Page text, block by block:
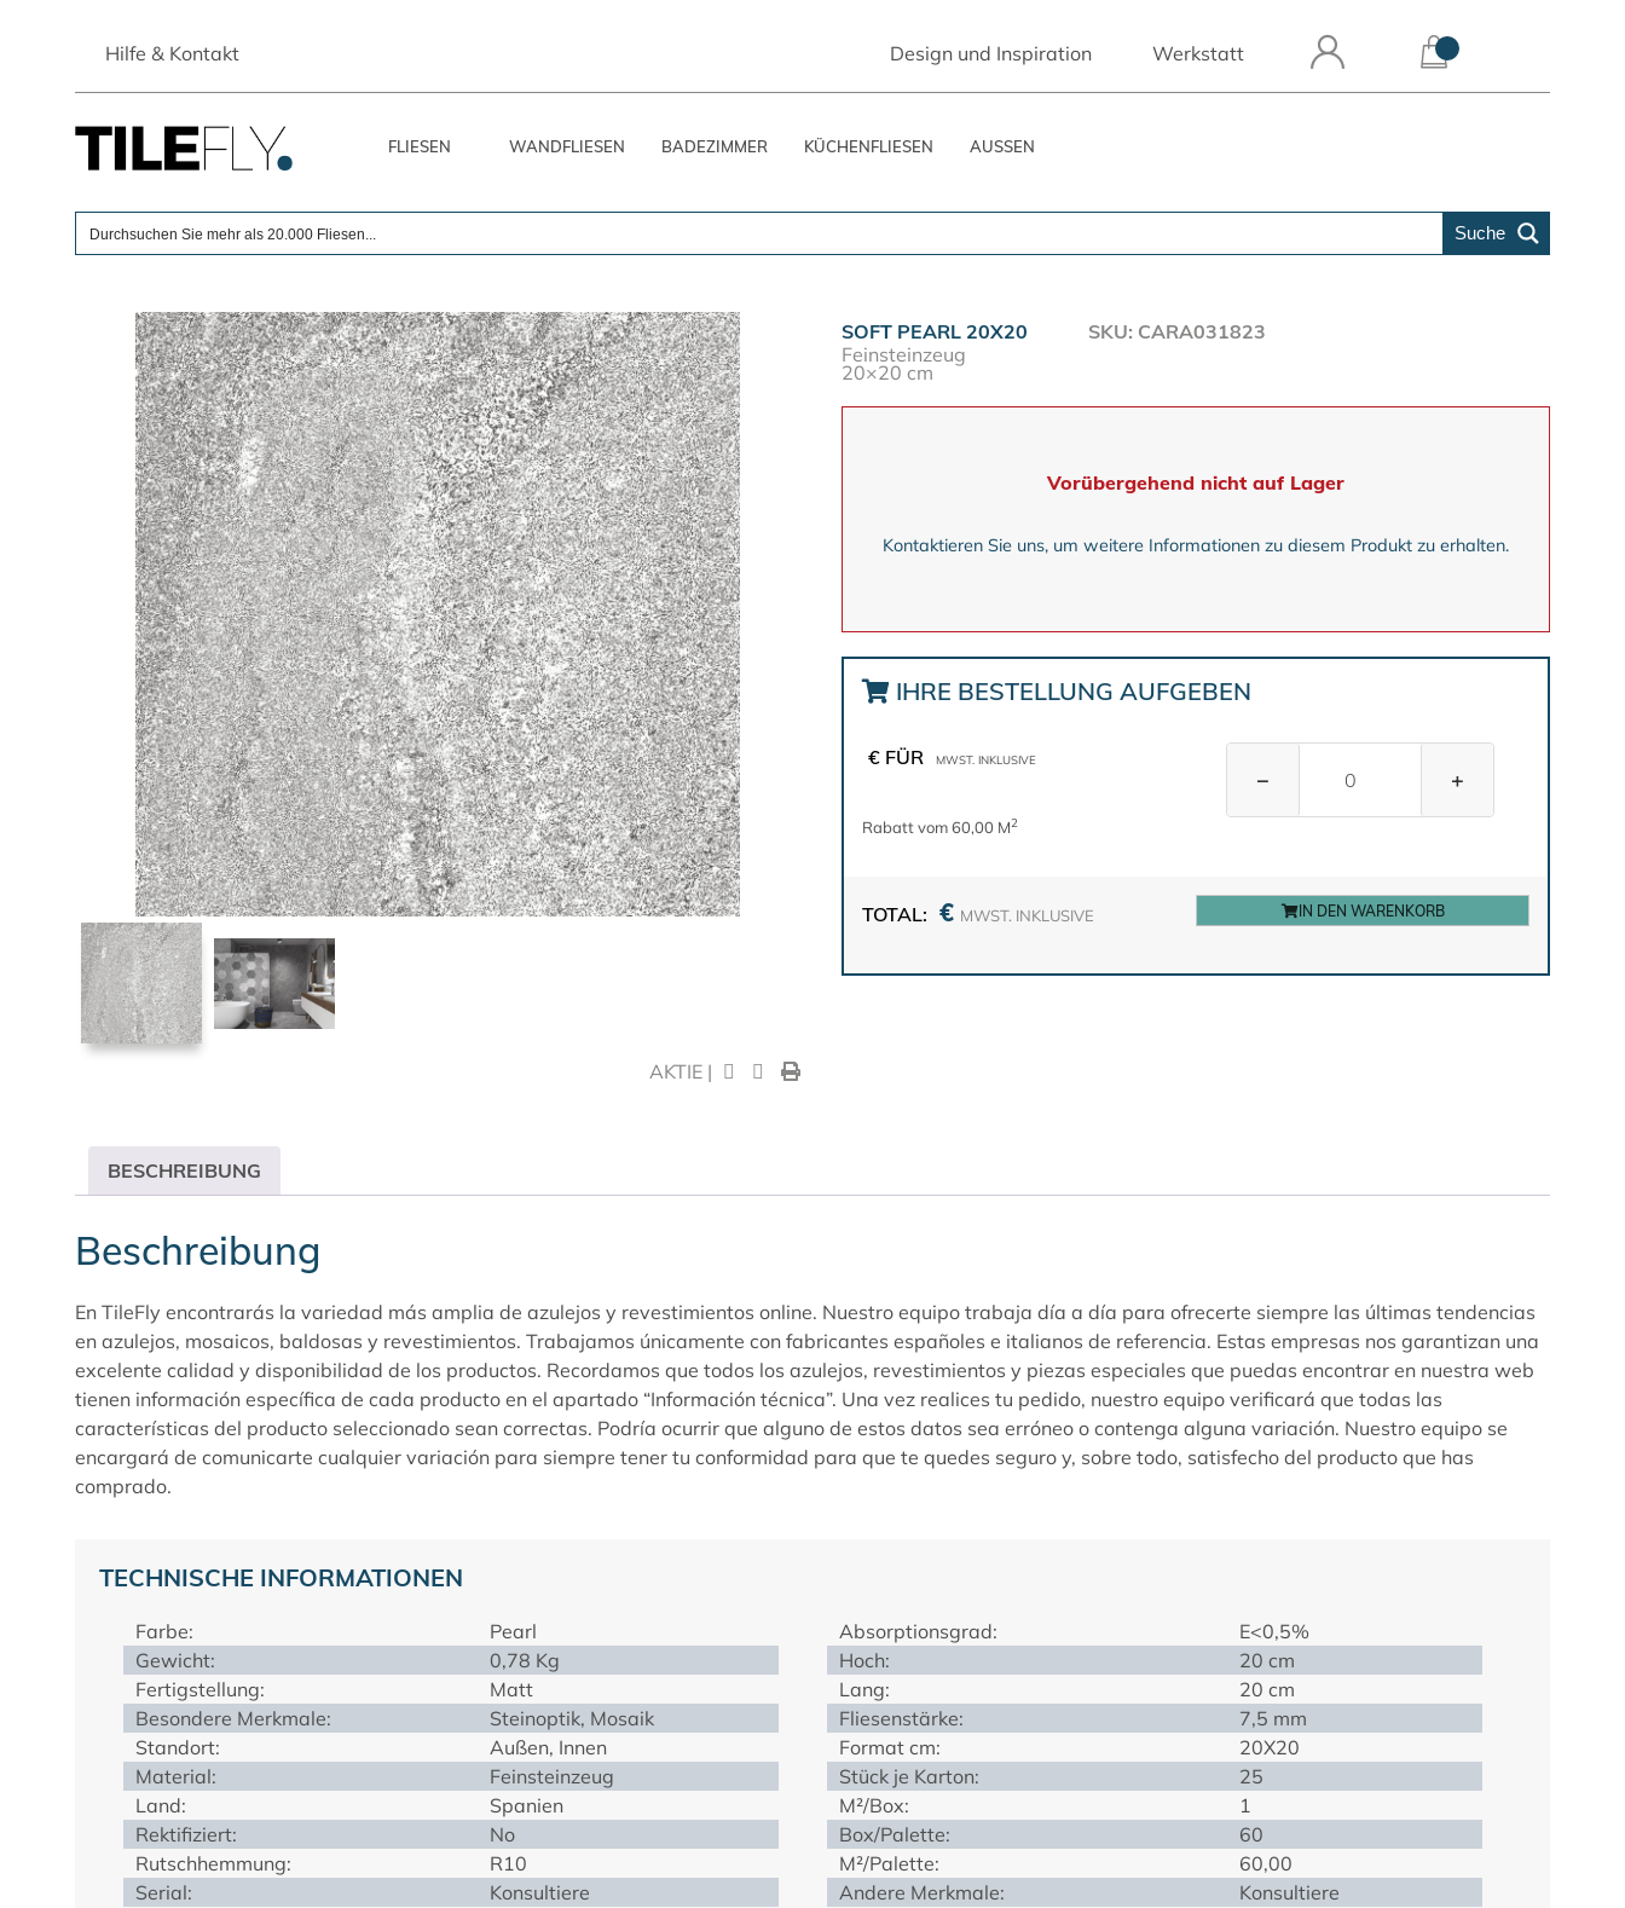
Hilfe & Kontakt Design und Inspiration Werkstatt
FLIESEN WANDFLIESEN BADEZIMMER KÜCHENFLIESEN AUSSEN
Suche
AKTIE |
SOFT PEARL 20X20
SKU: CARA031823
Feinsteinzeug
20×20 cm
Vorübergehend nicht auf Lager
Kontaktieren Sie uns, um weitere Informationen zu diesem Produkt zu erhalten.
IHRE BESTELLUNG AUFGEBEN
€ FÜR MWST. INKLUSIVE
Rabatt vom 60,00 M2
− +
TOTAL: € MWST. INKLUSIVE IN DEN WARENKORB
BESCHREIBUNG
Beschreibung
En TileFly encontrarás la variedad más amplia de azulejos y revestimientos online. Nuestro equipo trabaja día a día para ofrecerte siempre las últimas tendencias
en azulejos, mosaicos, baldosas y revestimientos. Trabajamos únicamente con fabricantes españoles e italianos de referencia. Estas empresas nos garantizan una
excelente calidad y disponibilidad de los productos. Recordamos que todos los azulejos, revestimientos y piezas especiales que puedas encontrar en nuestra web
tienen información específica de cada producto en el apartado “Información técnica”. Una vez realices tu pedido, nuestro equipo verificará que todas las
características del producto seleccionado sean correctas. Podría ocurrir que alguno de estos datos sea erróneo o contenga alguna variación. Nuestro equipo se
encargará de comunicarte cualquier variación para siempre tener tu conformidad para que te quedes seguro y, sobre todo, satisfecho del producto que has
comprado.
TECHNISCHE INFORMATIONEN
Farbe:
Pearl
Gewicht:
0,78 Kg
Fertigstellung:
Matt
Besondere Merkmale:
Steinoptik, Mosaik
Standort:
Außen, Innen
Material:
Feinsteinzeug
Land:
Spanien
Rektifiziert:
No
Rutschhemmung:
R10
Serial:
Konsultiere
Absorptionsgrad:
E<0,5%
Hoch:
20 cm
Lang:
20 cm
Fliesenstärke:
7,5 mm
Format cm:
20X20
Stück je Karton:
25
M²/Box:
1
Box/Palette:
60
M²/Palette:
60,00
Andere Merkmale:
Konsultiere